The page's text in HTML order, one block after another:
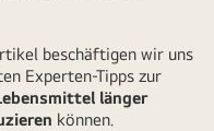
beschäftigen wir uns
Experten-Tipps zur
länger
können.